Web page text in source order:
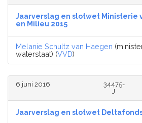
Jaarverslag en slotwet Ministerie
en Milieu 2015
Melanie Schultz van Haegen
waterstaat) (VVD)
6 juni 2016
34475-
J
Jaarverslag en slotwet